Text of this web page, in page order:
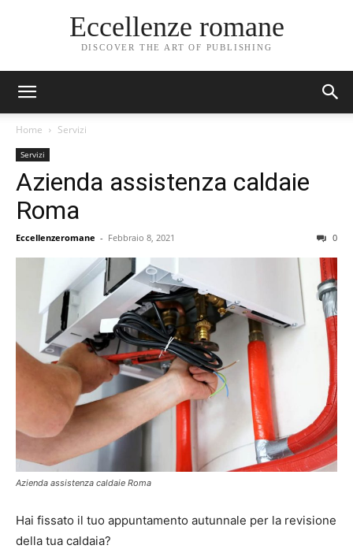
Eccellenze romane
DISCOVER THE ART OF PUBLISHING
Home Servizi
Servizi
Azienda assistenza caldaie
Roma
Eccellenzeromane - Febbraio 8, 2021 0
Azienda assistenza caldaie Roma
Hai fissato il tuo appuntamento autunnale per la revisione
della tua caldaia?